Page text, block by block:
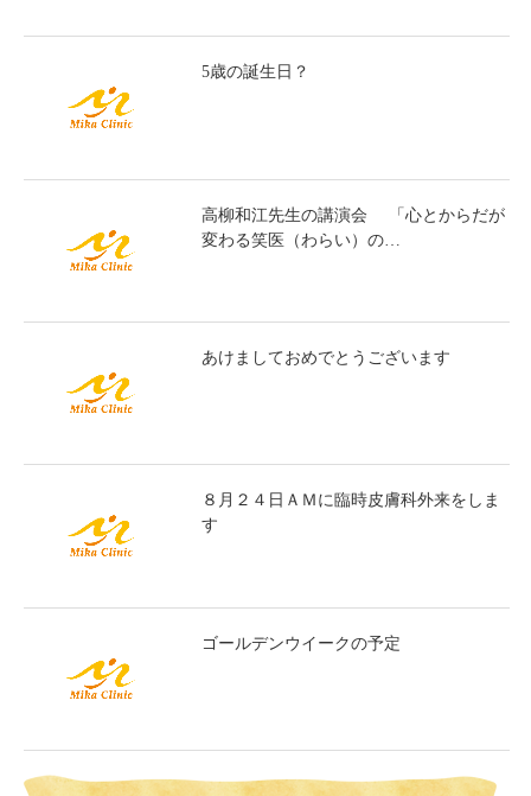
5歳の誕生日？
高柳和江先生の講演会 「心とからだが
変わる笑医（わらい）の…
あけましておめでとうございます
８月２４日ＡＭに臨時皮膚科外来をしま
す
ゴールデンウイークの予定